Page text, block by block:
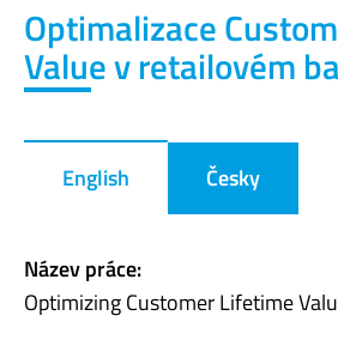
Optimalizace
Value v retailovém
English Česky
Název práce:
Optimizing Customer Lifetime